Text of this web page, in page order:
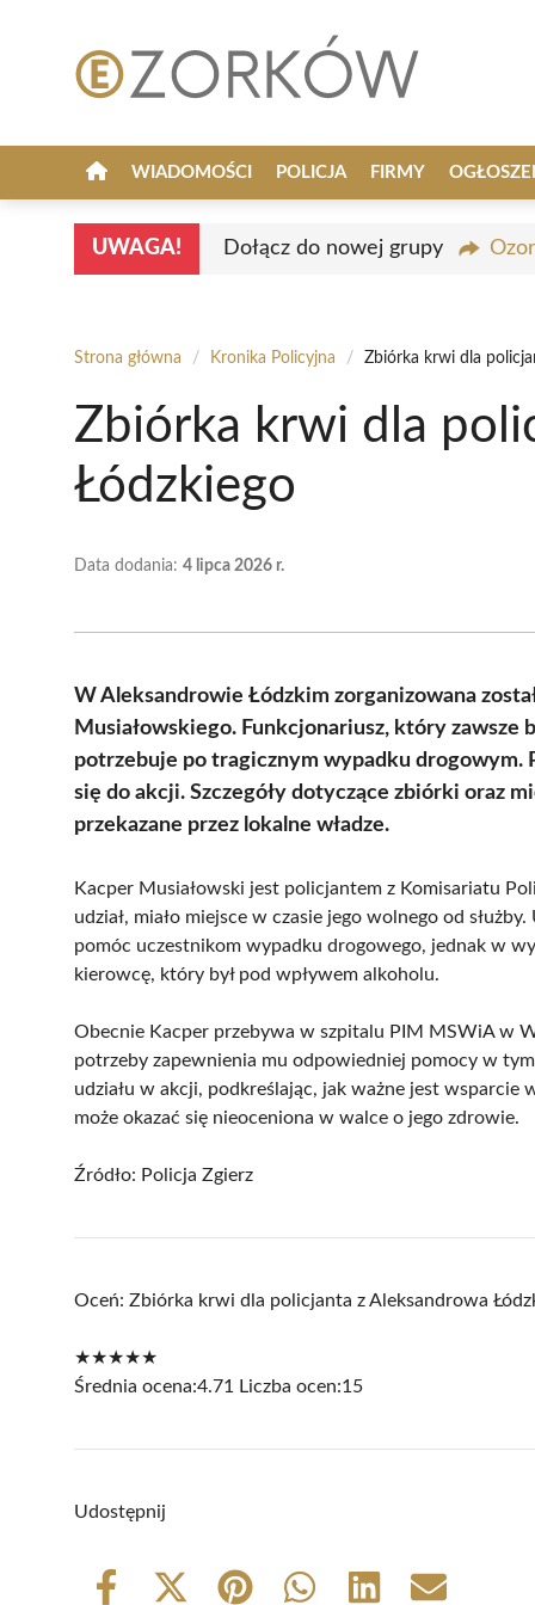
WIADOMOŚCI POLICJA FIRMY
UWAGA! Dołącz do nowej grupy
Strona główna / Kronika Policyjna / Zbiórka krwi dla
Zbiórka krwi dla
Łódzkiego
Data dodania: 4 lipca 2026 r.
W Aleksandrowie Łódzkim zorganizowana
Musiałowskiego. Funkcjonariusz, który zawsze
potrzebuje po tragicznym wypadku drogowym.
się do akcji. Szczegóły dotyczące zbiórki oraz
przekazane przez lokalne władze.
Kacper Musiałowski jest policjantem z Komisariatu
udział, miało miejsce w czasie jego wolnego od
pomóc uczestnikom wypadku drogowego, jednak w
kierowcę, który był pod wpływem alkoholu.
Obecnie Kacper przebywa w szpitalu PIM MSWiA w
potrzeby zapewnienia mu odpowiedniej pomocy w
udziału w akcji, podkreślając, jak ważne jest
może okazać się nieoceniona w walce o jego zdrowie.
Źródło: Policja Zgierz
Oceń: Zbiórka krwi dla policjanta z Aleksandrowa
★★★★★
Średnia ocena:4.71 Liczba ocen:15
Udostępnij
Share
Share
Share
Share
Share
Share